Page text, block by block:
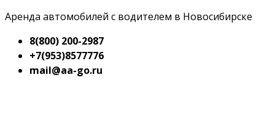
Аренда автомобилей с водителем в Новосибирске
8(800) 200-2987
+7(953)8577776
mail@aa-go.ru